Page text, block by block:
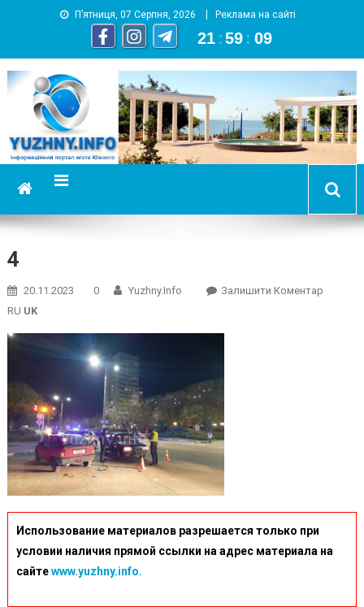
П’ятниця, 07 Серпня, 2026 Реклама на сайті
21 :59 : 10
YUZHNY.INFO
информационный портал города Южный
4
20.11.2023 0 Yuzhny.info Залишити КоментарOn
RU UK
Использование материалов разрешается только при
условии наличия прямой ссылки на адрес материала на
сайтеwww.yuzhny.info.